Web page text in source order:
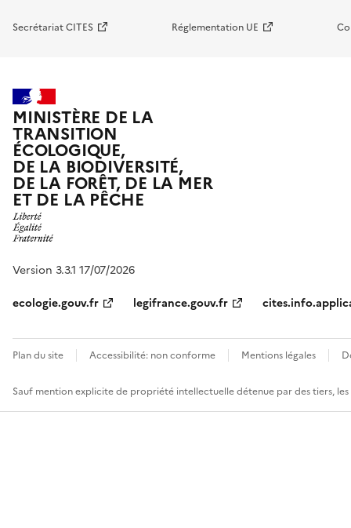
Secrétariat CITES Réglementation UE
MINISTÈRE DE LA
TRANSITION
ÉCOLOGIQUE,
DE LA BIODIVERSITÉ,
DE LA FORÊT, DE LA MER
ET DE LA PÊCHE
Version 3.3.1 17/07/2026
ecologie.gouv.fr
legifrance.gouv.fr
Plan du site Accessibilité: non conforme Mentions légales
Sauf mention explicite de propriété intellectuelle détenue par des tiers,